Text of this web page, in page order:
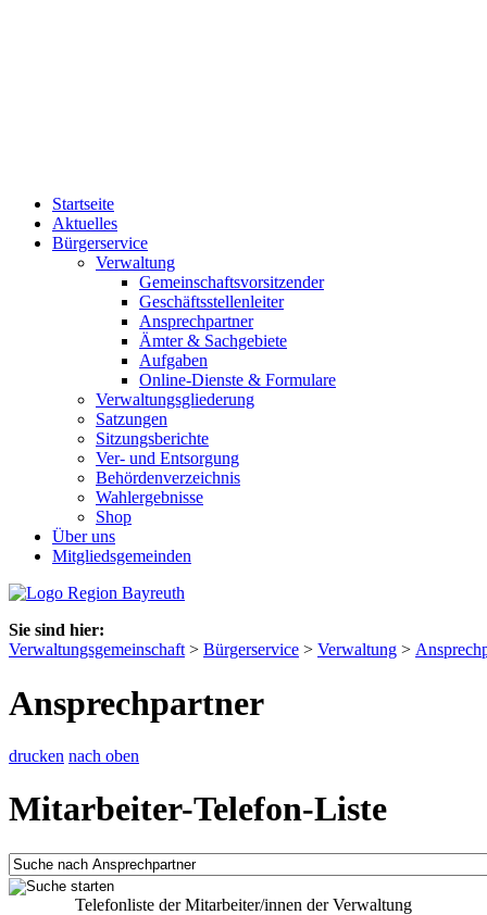
Startseite
Aktuelles
Bürgerservice
Verwaltung
Gemeinschaftsvorsitzender
Geschäftsstellenleiter
Ansprechpartner
Ämter & Sachgebiete
Aufgaben
Online-Dienste & Formulare
Verwaltungsgliederung
Satzungen
Sitzungsberichte
Ver- und Entsorgung
Behördenverzeichnis
Wahlergebnisse
Shop
Über uns
Mitgliedsgemeinden
Sie sind hier:
Verwaltungsgemeinschaft > Bürgerservice > Verwaltung >
Ansprechpartner
drucken nach oben
Mitarbeiter-Telefon-Liste
Telefonliste der Mitarbeiter/innen der Verwaltung